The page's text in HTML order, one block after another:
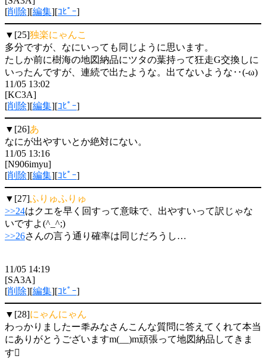
[削除][編集][ｺﾋﾟｰ]
▼[25]独楽にゃんこ
多分ですが、なにいっても同じように思います。
たしか前に樹海の地図納品にツタの葉持って狂走G交換しに
いったんですが、連続で出たような。出てないような‥(-ω)
11/05 13:02
[KC3A]
[削除][編集][ｺﾋﾟｰ]
▼[26]あ
なにが出やすいとか絶対にない。
11/05 13:16
[N906imyu]
[削除][編集][ｺﾋﾟｰ]
▼[27]ふりゅふりゅ
>>24はクエを早く回すって意味で、出やすいって訳じゃな
いですよ(^_^;)
>>26さんの言う通り確率は同じだろうし…
11/05 14:19
[SA3A]
[削除][編集][ｺﾋﾟｰ]
▼[28]にゃんにゃん
わっかりましたー秊みなさんこんな質問に答えてくれて本当
にありがとうございますm(__)m頑張って地図納品してきま
す